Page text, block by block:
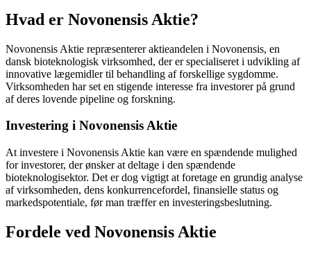
Hvad er Novonensis Aktie?
Novonensis Aktie repræsenterer aktieandelen i Novonensis, en
dansk bioteknologisk virksomhed, der er specialiseret i udvikling af
innovative lægemidler til behandling af forskellige sygdomme.
Virksomheden har set en stigende interesse fra investorer på grund
af deres lovende pipeline og forskning.
Investering i Novonensis Aktie
At investere i Novonensis Aktie kan være en spændende mulighed
for investorer, der ønsker at deltage i den spændende
bioteknologisektor. Det er dog vigtigt at foretage en grundig analyse
af virksomheden, dens konkurrencefordel, finansielle status og
markedspotentiale, før man træffer en investeringsbeslutning.
Fordele ved Novonensis Aktie